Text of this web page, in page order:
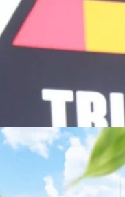
ด (มหาชน) หรือ SYNNEX โ
งปี 2569 เติบโต 17.8% และ
พร้อมประกาศจ่ายเงินปันผล
สิงหาคม 2569 และกำหนด
หาร บริษัท ซินเน็ค (ประเทศ
Transformation อย่าง
Platform เพื่อรอ
การขยายเครือข่ายพันธมิตร
เปิดเวทีใหญ่
งปรับตัวสู่เศรษฐกิจ